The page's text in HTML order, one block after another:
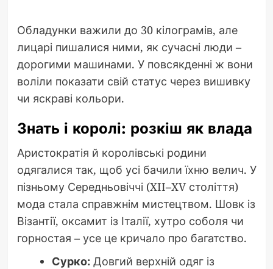
Обладунки важили до 30 кілограмів, але
лицарі пишалися ними, як сучасні люди –
дорогими машинами. У повсякденні ж вони
воліли показати свій статус через вишивку
чи яскраві кольори.
Знать і королі: розкіш як влада
Аристократія й королівські родини
одягалися так, щоб усі бачили їхню велич. У
пізньому Середньовіччі (XII–XV століття)
мода стала справжнім мистецтвом. Шовк із
Візантії, оксамит із Італії, хутро соболя чи
горностая – усе це кричало про багатство.
Сурко:Довгий верхній одяг із